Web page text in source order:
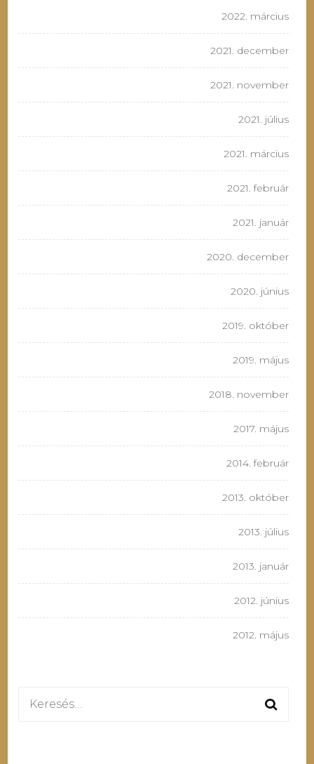
2022. március
2021. december
2021. november
2021. július
2021. március
2021. február
2021. január
2020. december
2020. június
2019. október
2019. május
2018. november
2017. május
2014. február
2013. október
2013. július
2013. január
2012. június
2012. május
Keresés: